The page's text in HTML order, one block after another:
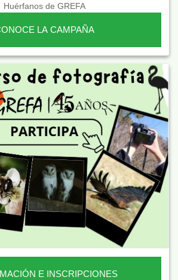
Huérfanos de GREFA
LA CAMPAÑA
E INSCRIPCIONES